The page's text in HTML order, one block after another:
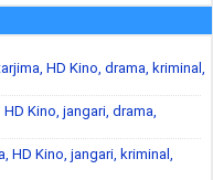
HD Kino, drama, kriminal,
Kino, jangari, drama,
HD Kino, jangari, kriminal,